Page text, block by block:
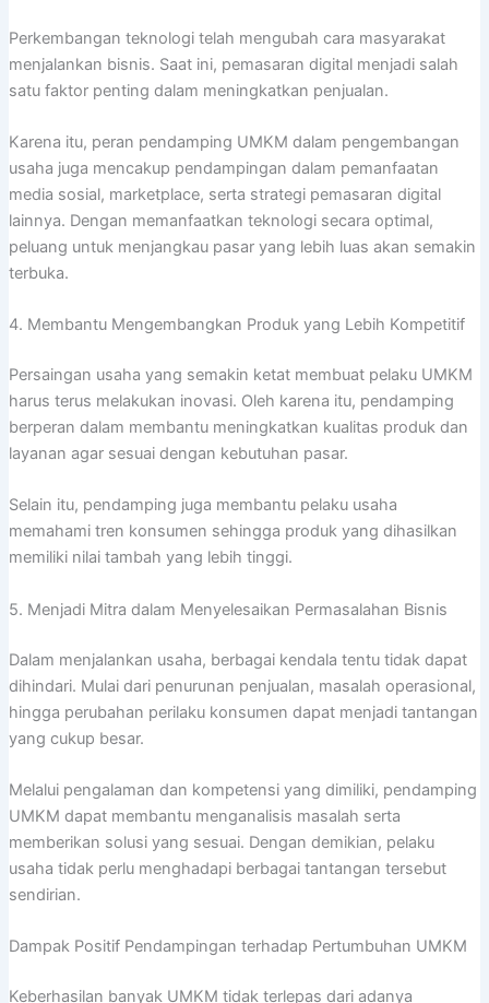
Perkembangan teknologi telah mengubah cara masyarakat
menjalankan bisnis. Saat ini, pemasaran digital menjadi salah
satu faktor penting dalam meningkatkan penjualan.
Karena itu, peran pendamping UMKM dalam pengembangan
usaha juga mencakup pendampingan dalam pemanfaatan
media sosial, marketplace, serta strategi pemasaran digital
lainnya. Dengan memanfaatkan teknologi secara optimal,
peluang untuk menjangkau pasar yang lebih luas akan semakin
terbuka.
4. Membantu Mengembangkan Produk yang Lebih Kompetitif
Persaingan usaha yang semakin ketat membuat pelaku UMKM
harus terus melakukan inovasi. Oleh karena itu, pendamping
berperan dalam membantu meningkatkan kualitas produk dan
layanan agar sesuai dengan kebutuhan pasar.
Selain itu, pendamping juga membantu pelaku usaha
memahami tren konsumen sehingga produk yang dihasilkan
memiliki nilai tambah yang lebih tinggi.
5. Menjadi Mitra dalam Menyelesaikan Permasalahan Bisnis
Dalam menjalankan usaha, berbagai kendala tentu tidak dapat
dihindari. Mulai dari penurunan penjualan, masalah operasional,
hingga perubahan perilaku konsumen dapat menjadi tantangan
yang cukup besar.
Melalui pengalaman dan kompetensi yang dimiliki, pendamping
UMKM dapat membantu menganalisis masalah serta
memberikan solusi yang sesuai. Dengan demikian, pelaku
usaha tidak perlu menghadapi berbagai tantangan tersebut
sendirian.
Dampak Positif Pendampingan terhadap Pertumbuhan UMKM
Keberhasilan banyak UMKM tidak terlepas dari adanya